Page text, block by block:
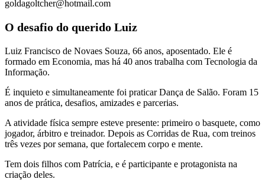
goldagoltcher@hotmail.com
O desafio do querido Luiz
Luiz Francisco de Novaes Souza, 66 anos, aposentado. Ele é
formado em Economia, mas há 40 anos trabalha com Tecnologia da
Informação.
É inquieto e simultaneamente foi praticar Dança de Salão. Foram 15
anos de prática, desafios, amizades e parcerias.
A atividade física sempre esteve presente: primeiro o basquete, como
jogador, árbitro e treinador. Depois as Corridas de Rua, com treinos
três vezes por semana, que fortalecem corpo e mente.
Tem dois filhos com Patrícia, e é participante e protagonista na
criação deles.